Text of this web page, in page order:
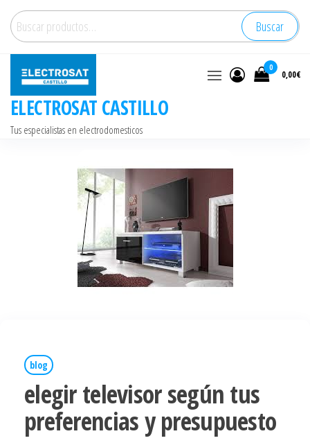
Saltar
contenido
Buscar
por:
Buscar
ELECTROSAT CASTILLO
Tus especialistas en electrodomesticos
0
0,00€
blog
elegir televisor según tus
preferencias y presupuesto